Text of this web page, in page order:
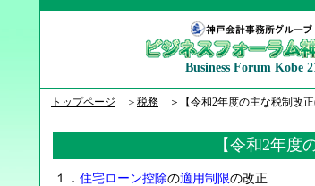
Business Forum Kobe
トップページ ＞ 税務 ＞【令和2年度の主な税制改正
【令和2年度
１． 住宅ローン控除の適用制限の改正